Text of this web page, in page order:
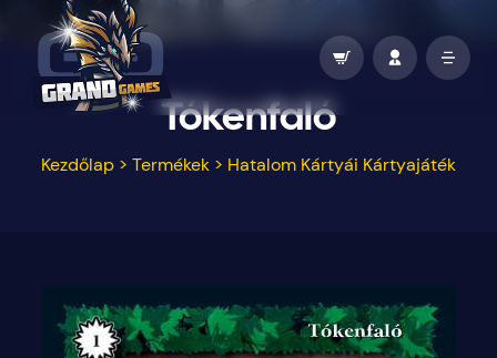
Tókenfaló
Kezdőlap > Termékek > Hatalom Kártyái Kártyajáték